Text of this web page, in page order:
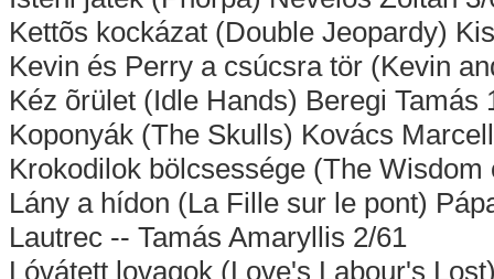
Kettõs kockázat (Double Jeopardy)
Kevin és Perry a csúcsra tör (Kevin
Kéz õrület (Idle Hands) Beregi Tamás
Koponyák (The Skulls) Kovács
Krokodilok bölcsessége (The
Lány a hídon (La Fille sur le pont)
Lautrec -- Tamás Amaryllis 2/61
Lóvátett lovagok (Love's Labour's